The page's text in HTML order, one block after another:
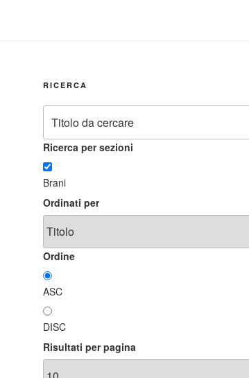
RICERCA
Ricerca per sezioni
Brani
Ordinati per
Ordine
ASC
DISC
Risultati per pagina